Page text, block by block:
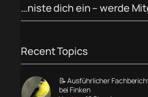
…niste dich ein – werde
Recent Topics
📝 Ausführlicher
bei Finken